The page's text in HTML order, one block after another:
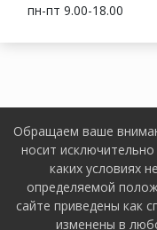
пн-пт 9.00-18.00
Обращаем ваше
носит
каких условиях
определяемой
сайте приведены как
изменены в